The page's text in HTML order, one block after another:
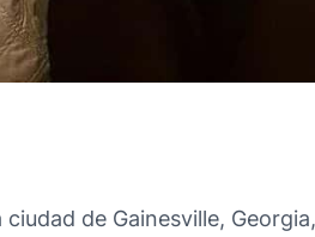
de Gainesville,